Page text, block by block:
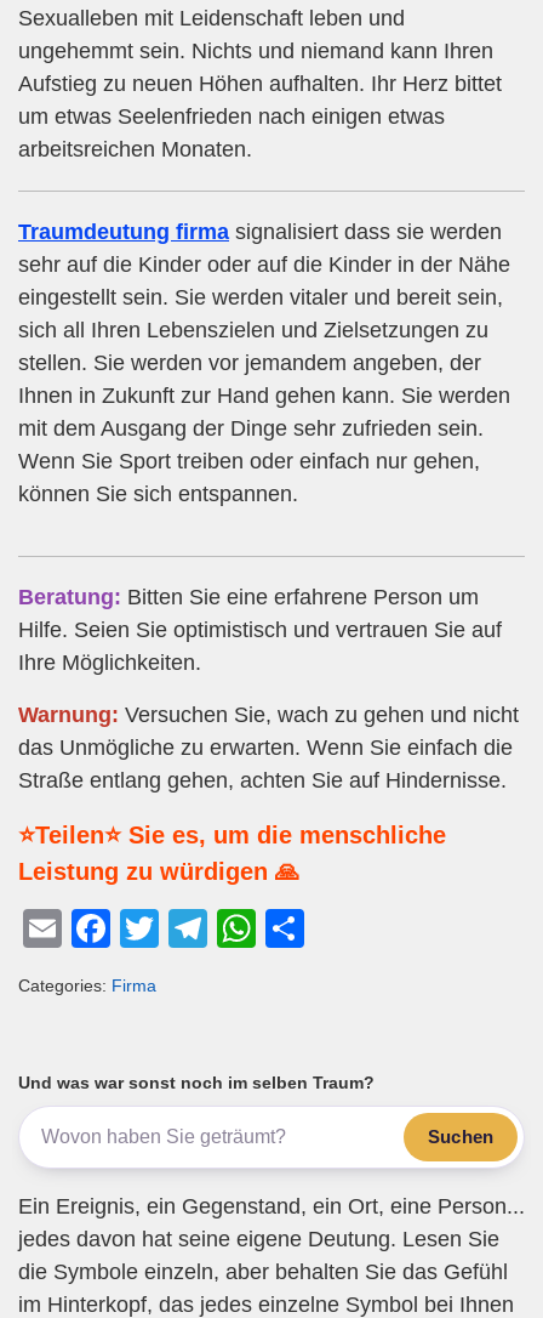
Sexualleben mit Leidenschaft leben und
ungehemmt sein. Nichts und niemand kann Ihren
Aufstieg zu neuen Höhen aufhalten. Ihr Herz bittet
um etwas Seelenfrieden nach einigen etwas
arbeitsreichen Monaten.
Traumdeutung firma signalisiert dass sie werden
sehr auf die Kinder oder auf die Kinder in der Nähe
eingestellt sein. Sie werden vitaler und bereit sein,
sich all Ihren Lebenszielen und Zielsetzungen zu
stellen. Sie werden vor jemandem angeben, der
Ihnen in Zukunft zur Hand gehen kann. Sie werden
mit dem Ausgang der Dinge sehr zufrieden sein.
Wenn Sie Sport treiben oder einfach nur gehen,
können Sie sich entspannen.
Beratung: Bitten Sie eine erfahrene Person um
Hilfe. Seien Sie optimistisch und vertrauen Sie auf
Ihre Möglichkeiten.
Warnung: Versuchen Sie, wach zu gehen und nicht
das Unmögliche zu erwarten. Wenn Sie einfach die
Straße entlang gehen, achten Sie auf Hindernisse.
⭐Teilen⭐ Sie es, um die menschliche
Leistung zu würdigen 🙏
E
ail
F
c
b
o
o
k
T
T
a
m
W
A
p
p
Categories: Firma
Und was war sonst noch im selben Traum?
Suchen
Ein Ereignis, ein Gegenstand, ein Ort, eine Person...
jedes davon hat seine eigene Deutung. Lesen Sie
die Symbole einzeln, aber behalten Sie das Gefühl
im Hinterkopf, das jedes einzelne Symbol bei Ihnen